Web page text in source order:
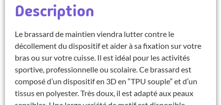
Description
Le brassard de maintien viendra lutter contre le
décollement du dispositif et aider à sa fixation sur votre
bras ou sur votre cuisse. Il est idéal pour les activités
sportive, professionnelle ou scolaire. Ce brassard est
composé d’un dispositif en 3D en “TPU souple” et d’un
tissus en polyester. Très doux, il est adapté aux peaux